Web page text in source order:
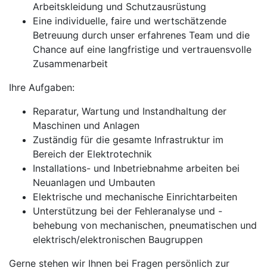
Arbeitskleidung und Schutzausrüstung
Eine individuelle, faire und wertschätzende
Betreuung durch unser erfahrenes Team und die
Chance auf eine langfristige und vertrauensvolle
Zusammenarbeit
Ihre Aufgaben:
Reparatur, Wartung und Instandhaltung der
Maschinen und Anlagen
Zuständig für die gesamte Infrastruktur im
Bereich der Elektrotechnik
Installations- und Inbetriebnahme arbeiten bei
Neuanlagen und Umbauten
Elektrische und mechanische Einrichtarbeiten
Unterstützung bei der Fehleranalyse und -
behebung von mechanischen, pneumatischen und
elektrisch/elektronischen Baugruppen
Gerne stehen wir Ihnen bei Fragen persönlich zur